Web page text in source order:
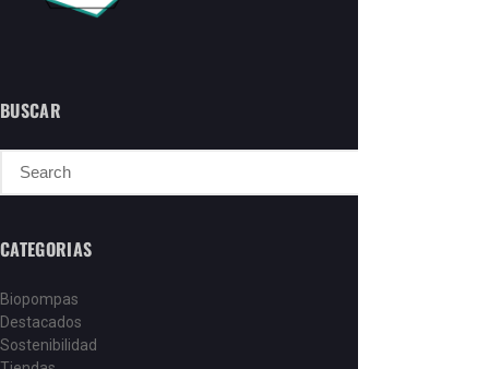
BUSCAR
CATEGORIAS
Biopompas
Destacados
Sostenibilidad